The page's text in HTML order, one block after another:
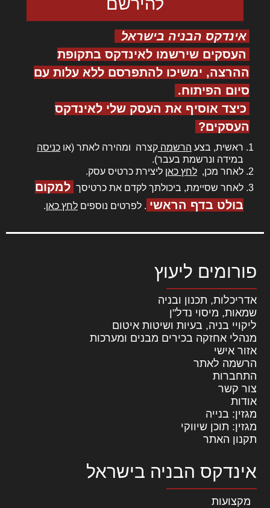
אינדקס הבניה בישראל
העסקים שירשמו לאינדקס בתקופת
ההרצה, ימשיכו להתפרסם ללא עלות עם
סיום הפיתוח.
כיצד אוסיף את העסק שלי לאינדקס
העסקים?
ראשית, בצע הרשמה קצרה ומהירה לאתר (או כניסה
במידה ונרשמת בעבר).
לאחר מכן, לחץ כאן ליצירת כרטיס עסק.
לאחר שסיימת, ביכולתך לקדם את כרטיסך למקום
בולט בדף הראשי . לפרטים נוספים לחץ כאן.
פורומים ליעוץ
אדריכלות, תכנון ובניה
שמאות, מיסוי נדל"ן
ליקויי בניה, בעיות ושיטות איטום
מנהלי אחזקה בכירים מבנים ומערכות
אזור אישי
הרשמה לאתר
התחברות
צור קשר
אודות
מגזין: בנייה
מגזין: תוכן שיווקי
תקנון האתר
אינדקס הבניה בישראל
מקצועות